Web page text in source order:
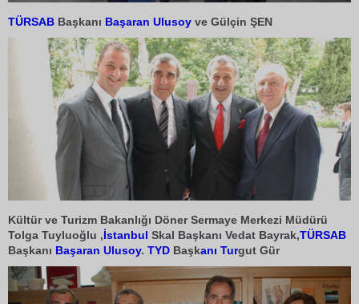
TÜRSAB Başkanı Başaran Ulusoy ve Gülçin ŞEN
Kültür ve Turizm Bakanlığı Döner Sermaye Merkezi Müdürü
Tolga Tuyluoğlu ,İstanbul Skal Başkanı Vedat Bayrak,TÜRSAB
Başkanı Başaran Ulusoy. TYD Başkanı Turgut Gür